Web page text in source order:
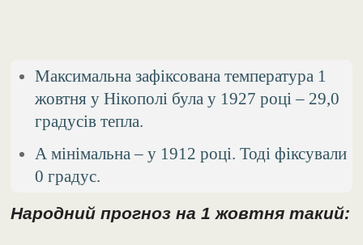
Максимальна зафіксована температура 1
жовтня у Нікополі була у 1927 році – 29,0
градусів тепла.
А мінімальна – у 1912 році. Тоді фіксували
0 градус.
Народний прогноз на 1 жовтня такий: